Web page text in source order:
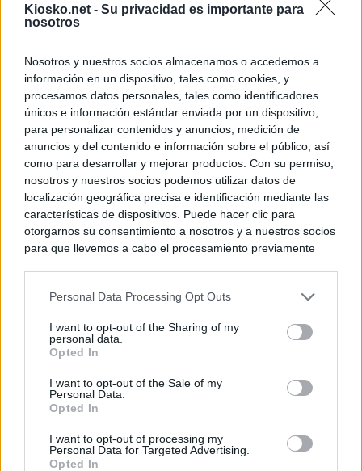
Kiosko.net - Su privacidad es importante para
nosotros
Nosotros y nuestros socios almacenamos o accedemos a
información en un dispositivo, tales como cookies, y
procesamos datos personales, tales como identificadores
únicos e información estándar enviada por un dispositivo,
para personalizar contenidos y anuncios, medición de
anuncios y del contenido e información sobre el público, así
como para desarrollar y mejorar productos. Con su permiso,
nosotros y nuestros socios podemos utilizar datos de
localización geográfica precisa e identificación mediante las
características de dispositivos. Puede hacer clic para
otorgarnos su consentimiento a nosotros y a nuestros socios
para que llevemos a cabo el procesamiento previamente
negar su consentimiento. Tenga en cuenta que algún
de su consentimiento, pero usted tiene el derecho de
rechazar tal procesamiento. Sus preferencias se aplicarán
cualquier momento entrando de nuevo en este sitio web o
visitando nuestra política de privacidad.
Personal Data Processing Opt Outs
I want to opt-out of the Sharing of my
personal data.
Opted In
I want to opt-out of the Sale of my
Personal Data.
Opted In
I want to opt-out of processing my
Personal Data for Targeted Advertising.
Opted In